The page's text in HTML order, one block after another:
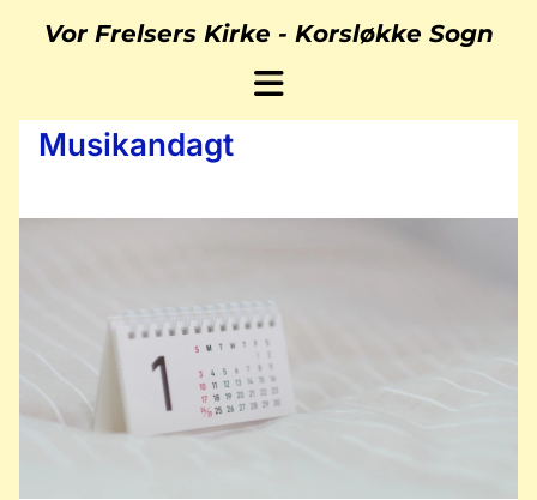
Vor Frelsers Kirke - Korsløkke Sogn
Musikandagt